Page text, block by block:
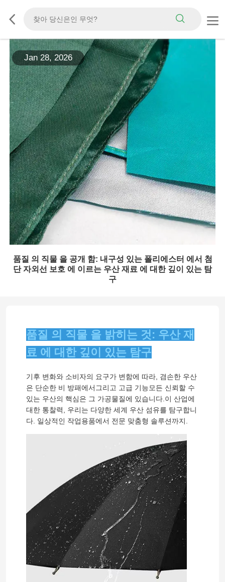
Jan 28, 2026
품질 의 직물 을 공개 함: 내구성 있는 폴리에스터 에서 첨
단 자외선 보호 에 이르는 우산 재료 에 대한 깊이 있는 탐
구
품질 의 직물 을 밝히는 것: 우산 재
료 에 대한 깊이 있는 탐구
기후 변화와 소비자의 요구가 변함에 따라, 겸손한 우산
은 단순한 비 방패에서그리고 고급 기능모든 신뢰할 수
있는 우산의 핵심은 그 가공물질에 있습니다.이 산업에
대한 통찰력, 우리는 다양한 세계 우산 섬유를 탐구합니
다. 일상적인 작업용품에서 전문 맞춤형 솔루션까지.